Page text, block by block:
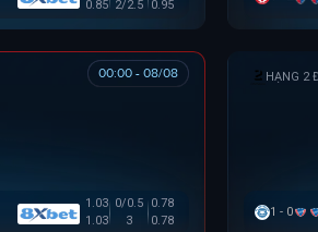
0.85 2/2.5 0.95
00:00 - 08/08
1.03 0/0.5
0.78
1.03
3 0.78
HẠNG 2
1 - 0